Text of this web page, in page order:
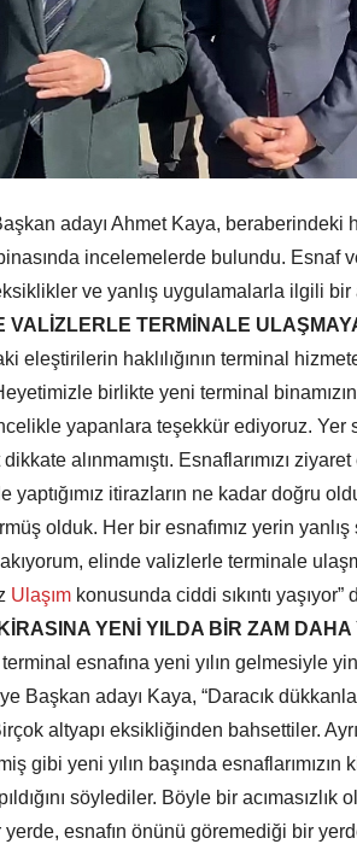
adayı Ahmet Kaya, beraberindeki
incelemelerde bulundu. Esnaf
ve yanlış uygulamalarla ilgili bir
VALİZLERLE TERMİNALE
eleştirilerin haklılığının terminal
birlikte yeni terminal binamızın
yapanlara teşekkür ediyoruz. Yer
alınmamıştı. Esnaflarımızı
yaptığımız itirazların ne kadar doğru
olduk. Her bir esnafımız yerin
elinde valizlerle terminale
Ulaşım konusunda ciddi sıkıntı yaşıyor”
YENİ YILDA BİR ZAM DAHA
esnafına yeni yılın gelmesiyle
Başkan adayı Kaya, “Daracık
altyapı eksikliğinden bahsettiler.
gibi yeni yılın başında esnaflarımızın
söylediler. Böyle bir acımasızlık
esnafın önünü göremediği bir